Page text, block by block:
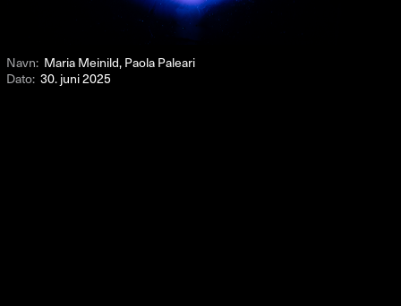
Navn: Maria Meinild, Paola Paleari
Dato: 30. juni 2025